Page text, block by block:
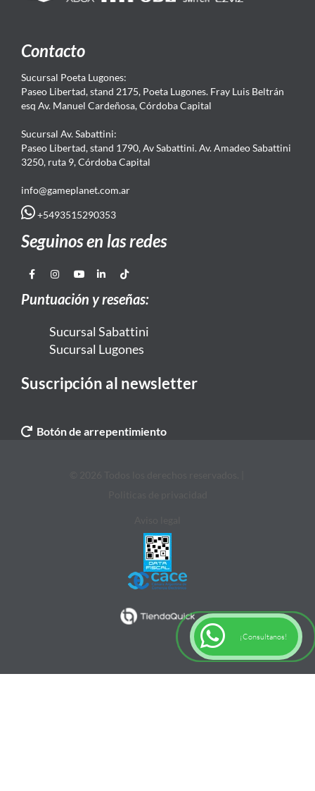
Contacto
Sucursal Poeta Lugones:
Paseo Libertad, stand 2175, Poeta Lugones. Fray Luis Beltrán
esq Av. Manuel Cardeñosa, Córdoba Capital
Sucursal Av. Sabattini:
Paseo Libertad, stand 1790, Av Sabattini. Av. Amadeo Sabattini
3250, ruta 9, Córdoba Capital
info@gameplanet.com.ar
+5493515290353
Seguinos en las redes
Puntuación y reseñas:
Sucursal Sabattini
Sucursal Lugones
Suscripción al newsletter
Botón de arrepentimiento
¡Consultanos!